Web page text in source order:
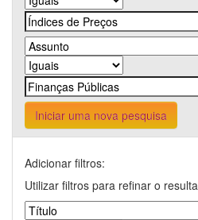
Iniciar uma nova pesquisa
Adicionar filtros:
Utilizar filtros para refinar o